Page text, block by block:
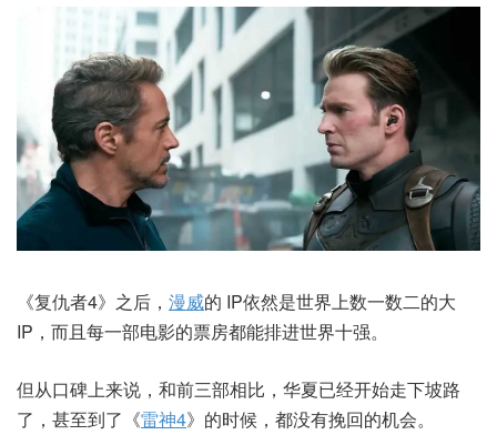
《复仇者4》之后， 漫威的 IP依然是世界上数一数二的大
IP，而且每一部电影的票房都能排进世界十强。
但从口碑上来说，和前三部相比，华夏已经开始走下坡路
了，甚至到了《雷神4》的时候，都没有挽回的机会。